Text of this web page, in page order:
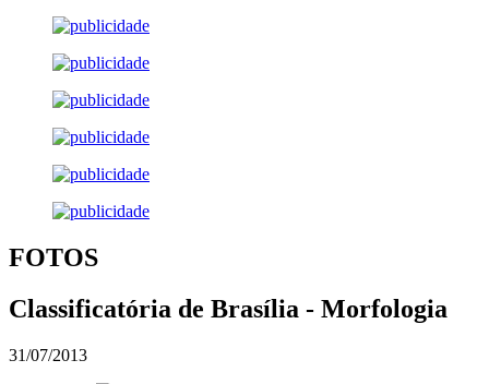
FOTOS
Classificatória de Brasília - Morfologia
31/07/2013